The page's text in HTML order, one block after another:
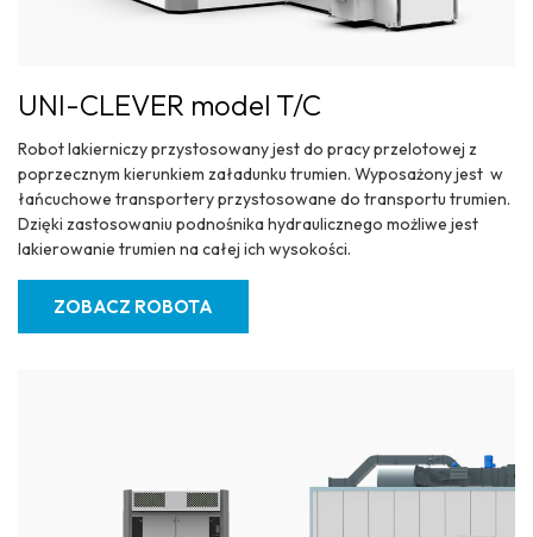
UNI-CLEVER model T/C
Robot lakierniczy przystosowany jest do pracy przelotowej z
poprzecznym kierunkiem załadunku trumien. Wyposażony jest w
łańcuchowe transportery przystosowane do transportu trumien.
Dzięki zastosowaniu podnośnika hydraulicznego możliwe jest
lakierowanie trumien na całej ich wysokości.
ZOBACZ ROBOTA